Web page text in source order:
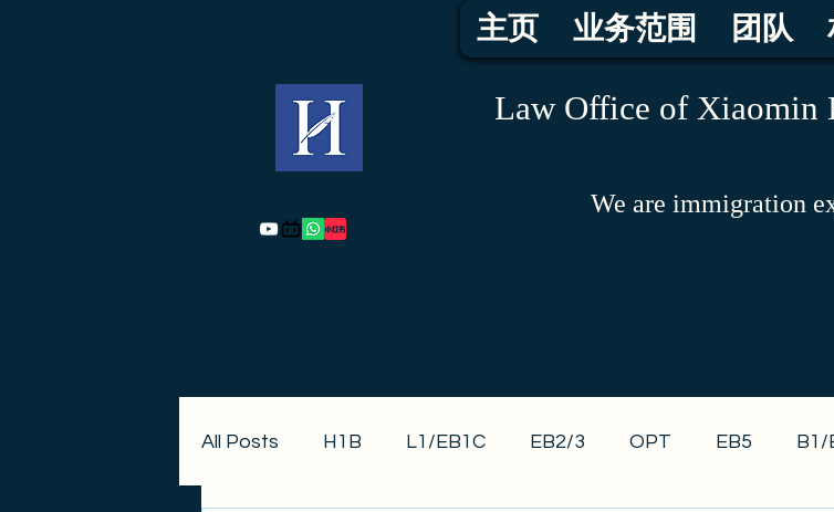
主页 业务范围 团队
Law Office of Xiaomin
We are immigration
All Posts H1B L1/EB1C EB2/3 OPT EB5 B1/